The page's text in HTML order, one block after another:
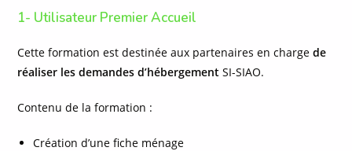
1- Utilisateur Premier Accueil
Cette formation est destinée aux partenaires en chargede
réaliser les demandes d’hébergementSI-SIAO.
Contenu de la formation :
Création d’une fiche ménage